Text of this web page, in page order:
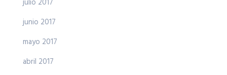
julio 2017
junio 2017
mayo 2017
abril 2017